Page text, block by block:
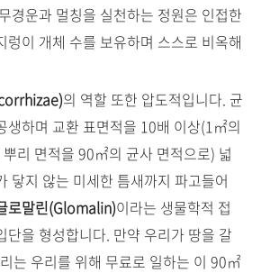
경운과 멀칭을 실천하는 정원은 인접한
렁이 개체 수를 보유하며 스스로 비옥해
의 역할 또한 압도적입니다. 균
생하며 교환 표면적을 10배 이상(1㎡의
리 면적을 90㎡의 균사 면적으로) 넓
닿지 않는 미세한 틈새까지 파고들어
로말린(Glomalin)이라는 생물학적 접
단을 형성합니다. 만약 우리가 땅을 갈
는 우리를 위해 무료로 일하는 이 90㎡